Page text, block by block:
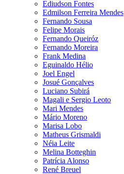
Ediudson Fontes
Edmilson Ferreira Mendes
Fernando Sousa
Felipe Morais
Fernando Queiróz
Fernando Moreira
Frank Medina
Eguinaldo Hélio
Joel Engel
Josué Gonçalves
Luciano Subirá
Magali e Sergio Leoto
Mari Mendes
Mário Moreno
Marisa Lobo
Matheus Grismaldi
Néia Leite
Melina Botteghin
Patrícia Alonso
René Breuel